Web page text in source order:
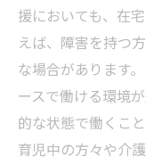
援においても、在
えば、障害を持つ
な場合があります
ースで働ける環境
的な状態で働くこ
育児中の方々や介